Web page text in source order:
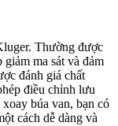
Thường được
ma sát và đảm
đánh giá chất
điều chỉnh lưu
búa van, bạn có
cách dễ dàng và